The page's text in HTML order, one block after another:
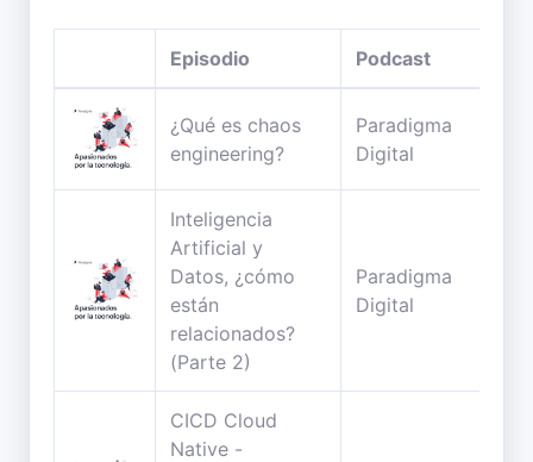
Episodio Podcast
¿Qué es chaos
engineering?
Paradigma
Digital
Inteligencia
Artificial y
Datos, ¿cómo
están
relacionados?
(Parte 2)
Paradigma
Digital
CICD Cloud
Native -